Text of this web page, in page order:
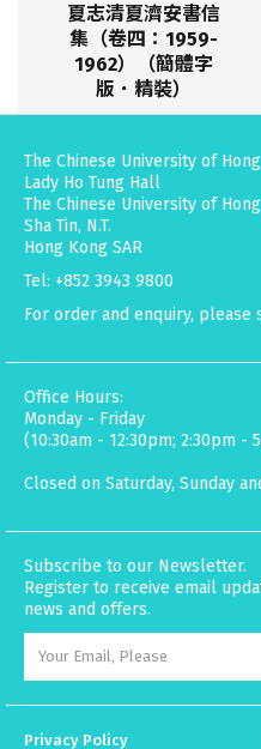
夏志清夏濟安書信
集（卷四：1959-
1962）（簡體字
版．精裝）
The Chinese University of
Lady Ho Tung Hall
The Chinese University of
Sha Tin, N.T.
Hong Kong SAR
Tel: +852 3943 9800
For order and enquiry, please
Office Hours:
Monday - Friday
(10:30am - 12:30pm; 2:30pm -
Closed on Saturday, Sunday
Subscribe to our Newsletter.
Register to receive email
news and offers.
Privacy Policy